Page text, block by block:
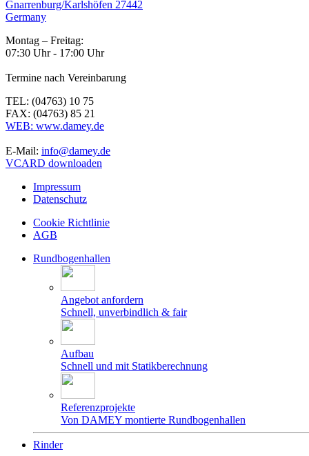
Gnarrenburg/Karlshöfen 27442
Germany
Montag – Freitag:
07:30 Uhr - 17:00 Uhr
Termine nach Vereinbarung
TEL: (04763) 10 75
FAX: (04763) 85 21
WEB: www.damey.de
E-Mail: info@damey.de
VCARD downloaden
Impressum
Datenschutz
Cookie Richtlinie
AGB
Rundbogenhallen
Angebot anfordern
Schnell, unverbindlich & fair
Aufbau
Schnell und mit Statikberechnung
Referenzprojekte
Von DAMEY montierte Rundbogenhallen
Rinder